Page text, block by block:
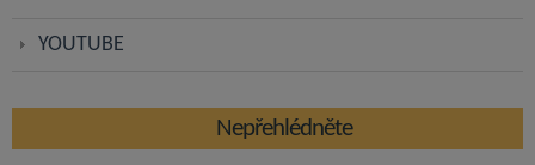
YOUTUBE
Nepřehlédněte